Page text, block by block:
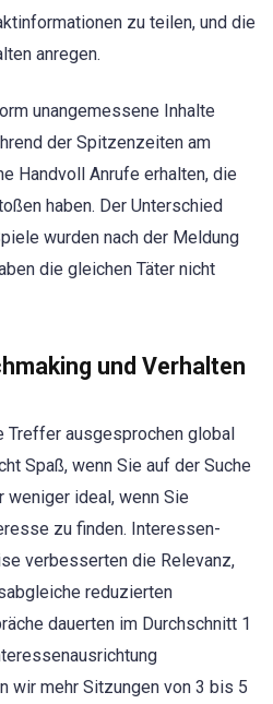
zu teilen, und die
anregen.
unangemessene Inhalte
der Spitzenzeiten am
Handvoll Anrufe erhalten, die
haben. Der Unterschied
wurden nach der Meldung
die gleichen Täter nicht
und Verhalten
Treffer ausgesprochen global
Spaß, wenn Sie auf der Suche
weniger ideal, wenn Sie
zu finden. Interessen-
verbesserten die Relevanz,
reduzierten
dauerten im Durchschnitt 1
wir mehr Sitzungen von 3 bis 5